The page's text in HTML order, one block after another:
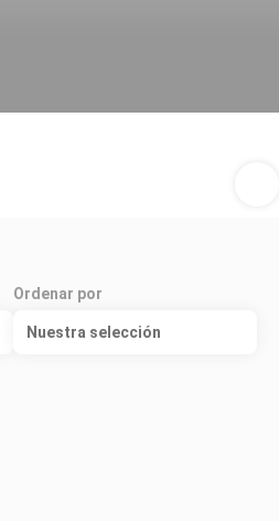
Ordenar por
Nuestra selección